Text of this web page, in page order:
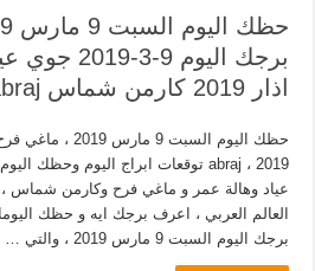
اذار 2019 كارمن شماس abraj
عياد وهالة عمر و ماغي فرح وكارمن شماس
العالم العربي ، اعرف برجك ايه و حظك
برجك اليوم السبت 9 مارس 2019 ، والتي …